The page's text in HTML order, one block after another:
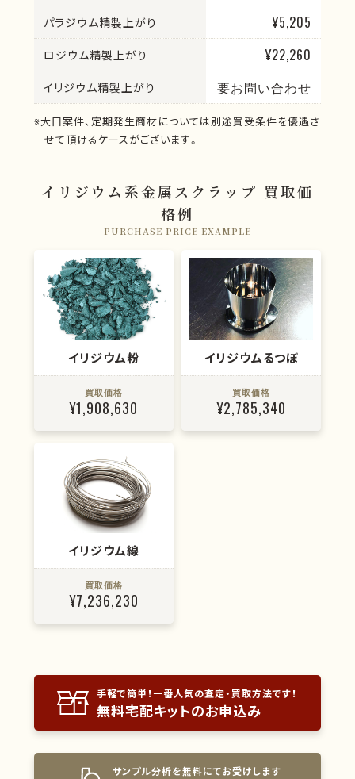
パラジウム精製上がり ¥5,205
ロジウム精製上がり ¥22,260
イリジウム精製上がり 要お問い合わせ
※大口案件、定期発生商材については別途買受条件を優遇さ
せて頂けるケースがございます。
イリジウム系金属スクラップ 買取価
格例
PURCHASE PRICE EXAMPLE
イリジウム粉
買取価格
¥1,908,630
イリジウムるつぼ
買取価格
¥2,785,340
イリジウム線
買取価格
¥7,236,230
手軽で簡単！一番人気の査定・買取方法です！
無料宅配キットのお申込み
サンプル分析を無料にてお受けします